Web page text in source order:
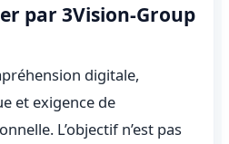
par 3Vision-Group
digitale,
et exigence de
L’objectif n’est pas